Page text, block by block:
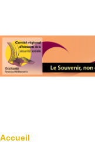
Fil
Accueil